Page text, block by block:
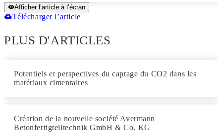
Afficher l’article à l’écran
Télécharger l’article
PLUS D'ARTICLES
Potentiels et perspectives du captage du CO2 dans les
matériaux cimentaires
Création de la nouvelle société Avermann
Betonfertigteiltechnik GmbH & Co. KG